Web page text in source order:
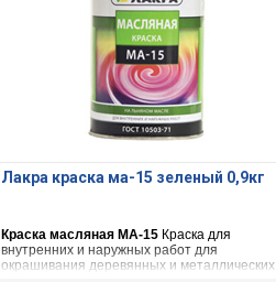
Лакра краска ма-15 зеленый 0,9кг
Краска масляная МА-15 Краска для
внутренних и наружных работ для
окрашивания деревянных и металлических